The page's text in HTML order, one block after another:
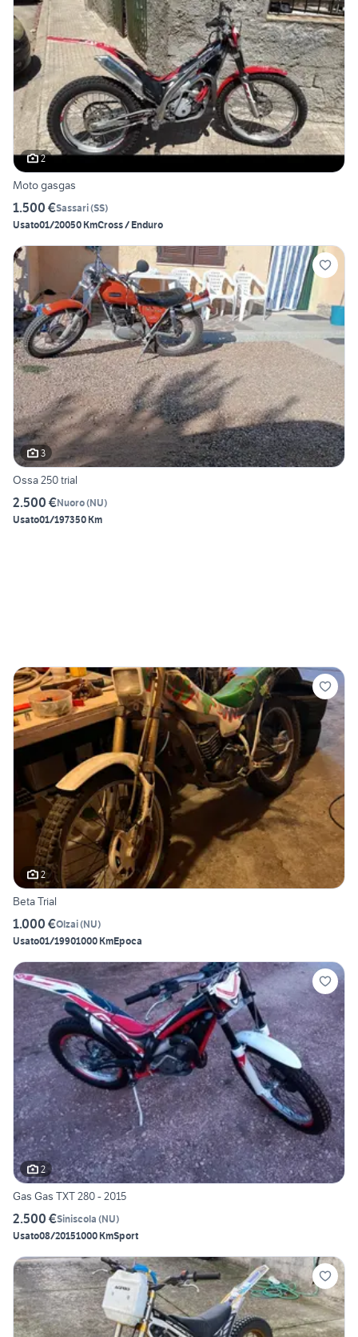
2
Moto gasgas
1.500 €Sassari(SS)
Usato01/20050 KmCross / Enduro
3
Ossa 250 trial
2.500 €Nuoro(NU)
Usato01/197350 Km
2
Beta Trial
1.000 €Olzai(NU)
Usato01/19901000 KmEpoca
2
Gas Gas TXT 280 - 2015
2.500 €Siniscola (NU)
Usato08/20151000 KmSport